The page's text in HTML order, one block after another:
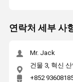
연락처 세부 사
Mr. Jack
건물 3, 혁신
+852